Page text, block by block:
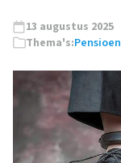
13 augustus 2025
Thema's:Pensioen